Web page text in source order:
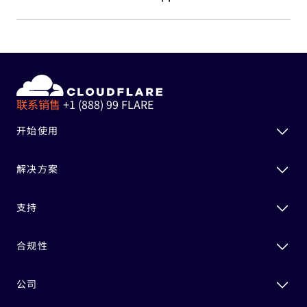
联系销售 +1 (888) 99 FLARE
开始使用
解决方案
支持
合规性
公司